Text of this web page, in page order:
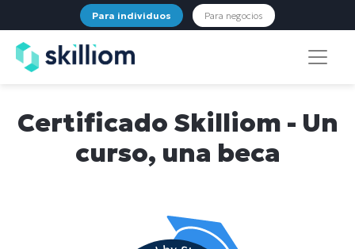
Para individuos Para negocios
Certificado Skilliom - Un
curso, una beca